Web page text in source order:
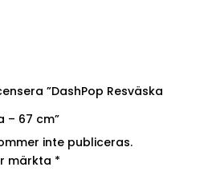
”DashPop Resväska
– 67 cm”
inte publiceras.
märkta *